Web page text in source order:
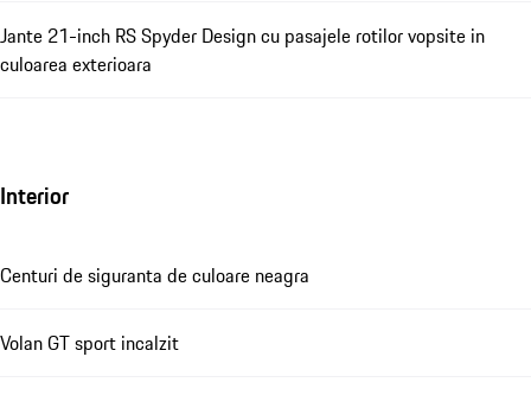
Jante 21-inch RS Spyder Design cu pasajele rotilor vopsite in
culoarea exterioara
Interior
Centuri de siguranta de culoare neagra
Volan GT sport incalzit